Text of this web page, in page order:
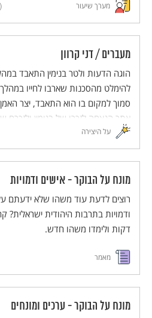
מערך שיעור
מעברים / דני קרוון
הוגה הדעות ולטר בנימין התאבד
להימלט מהסכנות שארבו לחייו
סמוך למקום בו הוא התאבד, יצר האמן
אתר הנצחה לזכרו של בנימין ולזכרם
הפליטים שנאלצו להימלט מאימת
על היצירה
מונח על הבוקר - אישים ודמויות
רוצים לדעת עוד משהו שלא ידעתם
דקות ולימדו משהו חדש.
מאמר
מונח על הבוקר - ערכים ומונחים